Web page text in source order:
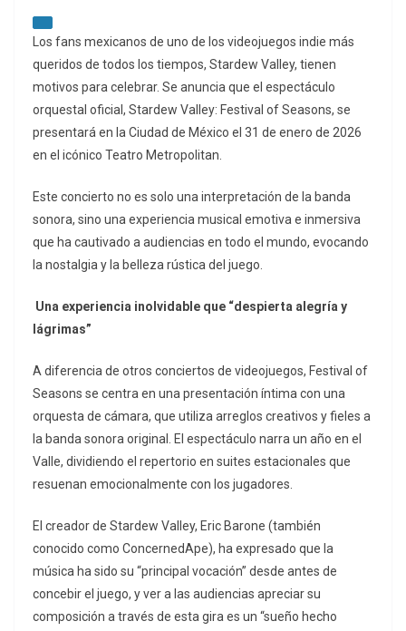
Los fans mexicanos de uno de los videojuegos indie más
queridos de todos los tiempos, Stardew Valley, tienen
motivos para celebrar. Se anuncia que el espectáculo
orquestal oficial, Stardew Valley: Festival of Seasons, se
presentará en la Ciudad de México el 31 de enero de 2026
en el icónico Teatro Metropolitan.
Este concierto no es solo una interpretación de la banda
sonora, sino una experiencia musical emotiva e inmersiva
que ha cautivado a audiencias en todo el mundo, evocando
la nostalgia y la belleza rústica del juego.
Una experiencia inolvidable que “despierta alegría y
lágrimas”
A diferencia de otros conciertos de videojuegos, Festival of
Seasons se centra en una presentación íntima con una
orquesta de cámara, que utiliza arreglos creativos y fieles a
la banda sonora original. El espectáculo narra un año en el
Valle, dividiendo el repertorio en suites estacionales que
resuenan emocionalmente con los jugadores.
El creador de Stardew Valley, Eric Barone (también
conocido como ConcernedApe), ha expresado que la
música ha sido su “principal vocación” desde antes de
concebir el juego, y ver a las audiencias apreciar su
composición a través de esta gira es un “sueño hecho